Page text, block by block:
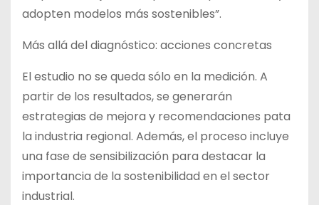
adopten modelos más sostenibles”.
Más allá del diagnóstico: acciones concretas
El estudio no se queda sólo en la medición. A
partir de los resultados, se generarán
estrategias de mejora y recomendaciones pata
la industria regional. Además, el proceso incluye
una fase de sensibilización para destacar la
importancia de la sostenibilidad en el sector
industrial.